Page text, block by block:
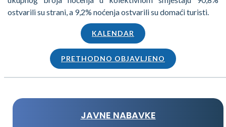
ostvarili su strani, a 9,2% noćenja ostvarili su domaći turisti.
KALENDAR
PRETHODNO OBJAVLJENO
JAVNE NABAVKE